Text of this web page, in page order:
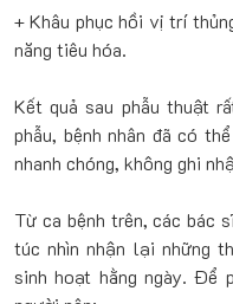
+ Khâu phục hồi vị trí
năng tiêu hóa.
Kết quả sau phẫu thuật
phẫu, bệnh nhân đã có
nhanh chóng, không ghi
Từ ca bệnh trên, các bác
túc nhìn nhận lại những
sinh hoạt hằng ngày. Để